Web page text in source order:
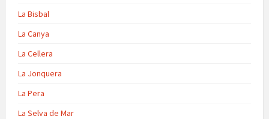
La Bisbal
La Canya
La Cellera
La Jonquera
La Pera
La Selva de Mar